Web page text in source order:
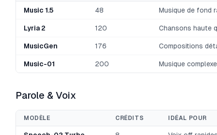
Music 1.5 48 Musique de fond
Lyria 2 120 Chansons haute
MusicGen 176 Compositions
Music-01 200 Musique complexe
Parole & Voix
MODÈLE CRÉDITS IDÉAL POUR